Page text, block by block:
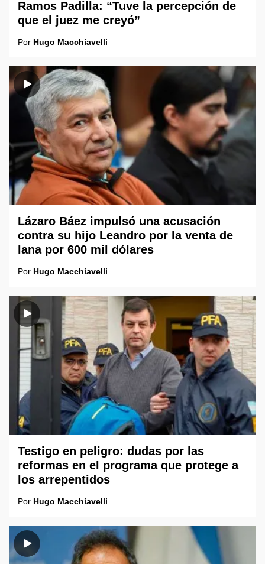
Ramos Padilla: “Tuve la percepción de
que el juez me creyó”
Por Hugo Macchiavelli
Lázaro Báez impulsó una acusación
contra su hijo Leandro por la venta de
lana por 600 mil dólares
Por Hugo Macchiavelli
Testigo en peligro: dudas por las
reformas en el programa que protege a
los arrepentidos
Por Hugo Macchiavelli